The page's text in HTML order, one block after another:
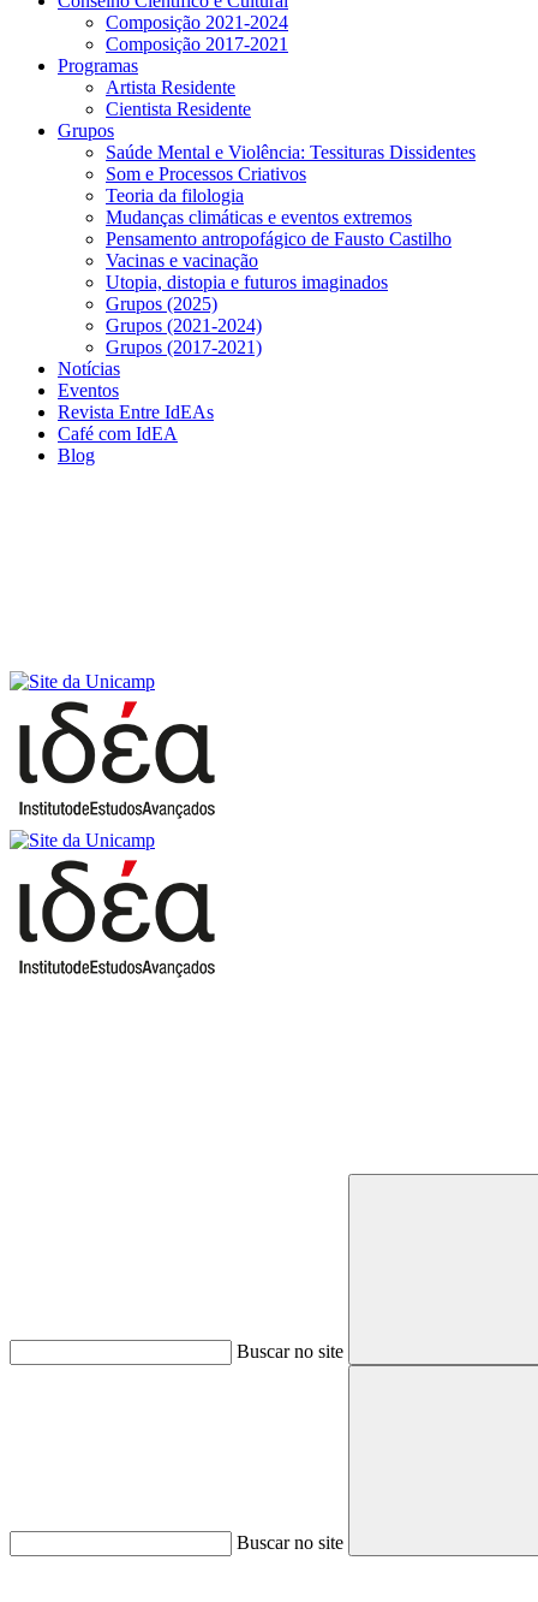
Composição 2021-2024
Composição 2017-2021
Programas
Artista Residente
Cientista Residente
Grupos
Saúde Mental e Violência: Tessituras Dissidentes
Som e Processos Criativos
Teoria da filologia
Mudanças climáticas e eventos extremos
Pensamento antropofágico de Fausto Castilho
Vacinas e vacinação
Utopia, distopia e futuros imaginados
Grupos (2025)
Grupos (2021-2024)
Grupos (2017-2021)
Notícias
Eventos
Revista Entre IdEAs
Café com IdEA
Blog
Buscar no site
Buscar no site